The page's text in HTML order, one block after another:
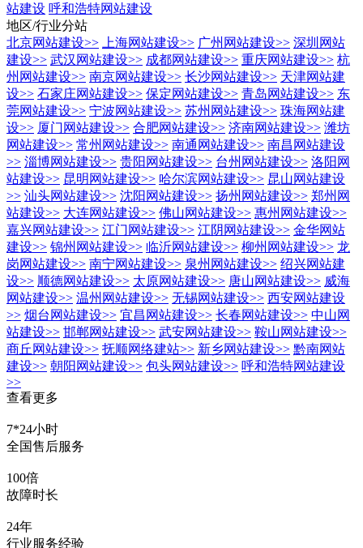
站建设 呼和浩特网站建设
地区/行业分站
北京网站建设>> 上海网站建设>> 广州网站建设>> 深圳网站
建设>> 武汉网站建设>> 成都网站建设>> 重庆网站建设>> 杭
州网站建设>> 南京网站建设>> 长沙网站建设>> 天津网站建
设>> 石家庄网站建设>> 保定网站建设>> 青岛网站建设>> 东
莞网站建设>> 宁波网站建设>> 苏州网站建设>> 珠海网站建
设>> 厦门网站建设>> 合肥网站建设>> 济南网站建设>> 潍坊
网站建设>> 常州网站建设>> 南通网站建设>> 南昌网站建设
>> 淄博网站建设>> 贵阳网站建设>> 台州网站建设>> 洛阳网
站建设>> 昆明网站建设>> 哈尔滨网站建设>> 昆山网站建设
>> 汕头网站建设>> 沈阳网站建设>> 扬州网站建设>> 郑州网
站建设>> 大连网站建设>> 佛山网站建设>> 惠州网站建设>>
嘉兴网站建设>> 江门网站建设>> 江阴网站建设>> 金华网站
建设>> 锦州网站建设>> 临沂网站建设>> 柳州网站建设>> 龙
岗网站建设>> 南宁网站建设>> 泉州网站建设>> 绍兴网站建
设>> 顺德网站建设>> 太原网站建设>> 唐山网站建设>> 威海
网站建设>> 温州网站建设>> 无锡网站建设>> 西安网站建设
>> 烟台网站建设>> 宜昌网站建设>> 长春网站建设>> 中山网
站建设>> 邯郸网站建设>> 武安网站建设>> 鞍山网站建设>>
商丘网站建设>> 抚顺网络建站>> 新乡网站建设>> 黔南网站
建设>> 朝阳网站建设>> 包头网站建设>> 呼和浩特网站建设
>>
查看更多
7*24小时
全国售后服务
100倍
故障时长
24年
行业服务经验